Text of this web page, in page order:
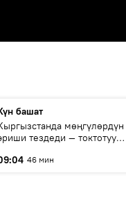
башат
мөңгүлөрдүн
тездеди — токтотуу
46 мин